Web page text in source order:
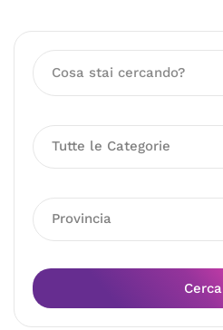
Tutte le Categorie
Provincia
Cerca